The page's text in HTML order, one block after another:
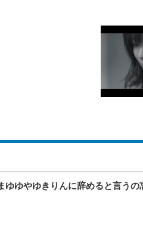
子 テレワーク 疲れない 跳ね上げ式ア
チェア 疲れない テレワーク チェア
シュ ゲーミング/勉強/事務用 おしゃれ
モニター | FlexScan EV3240X-WT |
ター DualSense 充電フック付き（CFI-
ーツ 薄型 レギュラー 1回使い捨て 無香
ツ L 中型犬用 26枚入り 単品
ゆやゆきりんに辞めると言うの